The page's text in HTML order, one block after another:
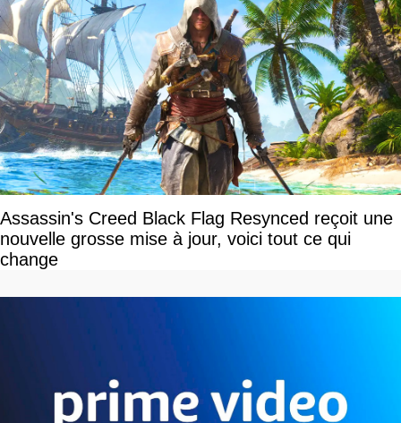
Assassin's Creed Black Flag Resynced reçoit une
nouvelle grosse mise à jour, voici tout ce qui
change